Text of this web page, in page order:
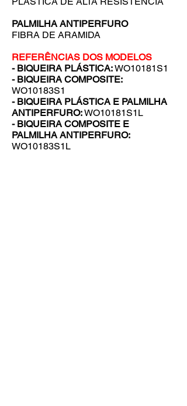
PALMILHA ANTIPERFURO
FIBRA DE ARAMIDA
REFERÊNCIAS DOS MODELOS
- BIQUEIRA PLÁSTICA:WO10181S1
- BIQUEIRA COMPOSITE:
WO10183S1
- BIQUEIRA PLÁSTICA E PALMILHA
ANTIPERFURO:WO10181S1L
- BIQUEIRA COMPOSITE E
PALMILHA ANTIPERFURO:
WO10183S1L